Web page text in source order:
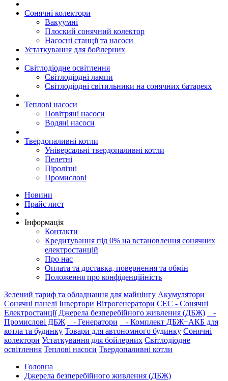
Сонячні колектори
Вакуумні
Плоский сонячний колектор
Насосні станції та насоси
Устаткування для бойлерних
Світлодіодне освітлення
Світлодіодні лампи
Світлодіодні світильники на сонячних батареях
Теплові насоси
Повітряні насоси
Водяні насоси
Твердопаливні котли
Універсальні твердопаливні котли
Пелетні
Піролізні
Промислові
Новини
Прайс лист
Інформація
Контакти
Кредитування під 0% на встановлення сонячних
електростанцій
Про нас
Оплата та доставка, повернення та обмін
Положення про конфіденційність
Зелений тариф та обладнання для майнінгу Акумулятори
Сонячні панелі Інвертори Вітрогенератори СЕС - Сонячні
Електростанції Джерела безперебійного живлення (ДБЖ)
-
Промислові ДБЖ
- Генератори
- Комплект ДБЖ+АКБ для
котла та будинку Товари для автономного будинку Сонячні
колектори Устаткування для бойлерних Світлодіодне
освітлення Теплові насоси Твердопаливні котли
Головна
Джерела безперебійного живлення (ДБЖ)